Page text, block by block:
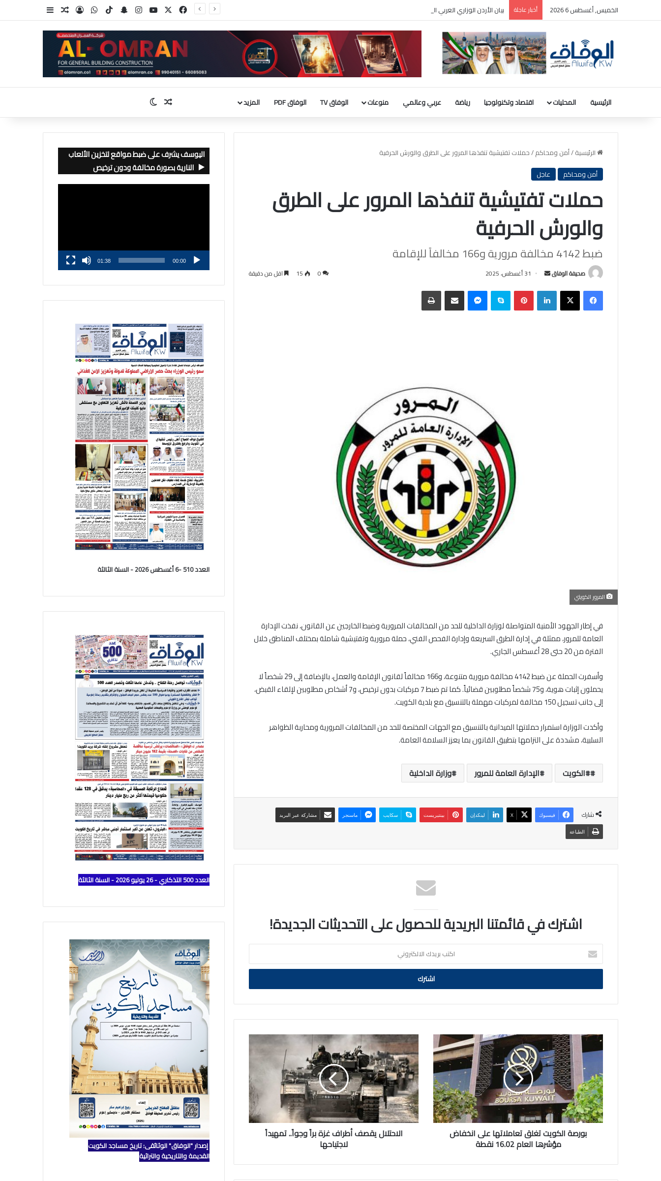
الخميس, أغسطس 6 2026 أخبار عاجلة بيان الأردن الوزاري العربي الإسلامي : إطلاق تحرك لحشد موقف دولي لاحترام الوضع التاريخي بالقدس فيسبوك ‫YouTubeانستقرامسناب تشات
‫TikTokواتسابتسجيل الدخول
مقال عشوائي
إضافة عمود
الرئيسية المحليات اقتصاد وتكنولوجيا رياضة عربي وعالمي منوعات الوفاق TV الوفاق PDF المزيد مقال عشوائي
الوضع المظلم
الرئيسية/أمن ومحاكم/حملات تفتيشية تنفذها المرور على الطرق والورش الحرفية
أمن ومحاكم
عاجل
حملات تفتيشية تنفذها المرور على الطرق
والورش الحرفية
ضبط 4142 مخالفة مرورية و166 مخالفاً للإقامة
صحيفة الوفاق
أرسل
إلكترونيا
31 أغسطس، 2025 0
15 اقل من دقيقة
فيسبوك‫X لينكدإن بينتيريستسكايب ماسنجر مشاركة عبر البريد الطباعة
المرور الكويتي
في إطار الجهود الأمنية المتواصلة لوزارة الداخلية للحد من المخالفات المرورية وضبط الخارجين عن القانون، نفذت الإدارة
العامة للمرور، ممثلة في إدارة الطرق السريعة وإدارة الفحص الفني، حملة مرورية وتفتيشية شاملة بمختلف المناطق خلال
الفترة من 20 حتى 28 أغسطس الجاري.
وأسفرت الحملة عن ضبط 4142 مخالفة مرورية متنوعة، و166 مخالفاً لقانون الإقامة والعمل، بالإضافة إلى 29 شخصاً لا
يحملون إثبات هوية، و75 شخصاً مطلوبين قضائياً. كما تم ضبط 7 مركبات بدون ترخيص، و7 أشخاص مطلوبين لإلقاء القبض،
إلى جانب تسجيل 150 مخالفة لمركبات مهملة بالتنسيق مع بلدية الكويت.
وأكدت الوزارة استمرار حملاتها الميدانية بالتنسيق مع الجهات المختصة للحد من المخالفات المرورية ومحاربة الظواهر
السلبية، مشددة على التزامها بتطبيق القانون بما يعزز السلامة العامة.
#الكويت الإدارة العامة للمرور وزارة الداخلية
شارك فيسبوك ‫X لينكدإن بينتيريست سكايب ماسنجر مشاركة عبر البريد
الطباعة
اشترك في قائمتنا البريدية للحصول على التحديثات الجديدة!
اكتب
بريدك
الالكتروني
بورصة
الكويت
تعاملاتها
على
انخفاض
مؤشرها
العام
16.02
بورصة الكويت تغلق تعاملاتها على انخفاض
مؤشرها العام 16.02 نقطة
الاحتلال
يقصف
أطراف
غزة
براً
وجواً..
تمهيداً
لاجتياحها
الاحتلال يقصف أطراف غزة براً وجواً.. تمهيداً
لاجتياحها
اليوسف يشرف على ضبط مواقع لتخزين الألعاب
النارية بصورة مخالفة ودون ترخيص
00:00
01:38
العدد 510 -6 أغسطس 2026 - السنة الثالثة
العدد 500 التذكاري - 26 يوليو 2026 - السنة الثالثة
إصدار "الوفاق" الوثائقي: تاريخ مساجد الكويت
القديمة والتاريخية والتراثية